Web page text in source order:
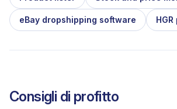
eBay dropshipping software
Consigli di profitto